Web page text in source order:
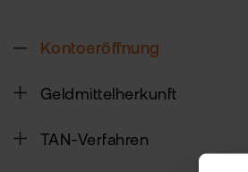
Kontoeröffnung
Geldmittelherkunft
TAN-Verfahren